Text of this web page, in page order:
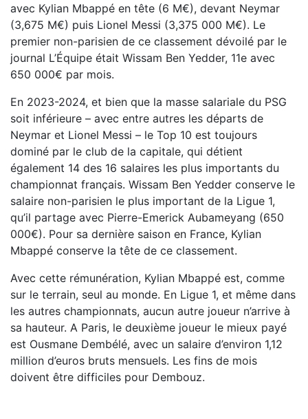
avec Kylian Mbappé en tête (6 M€), devant Neymar
(3,675 M€) puis Lionel Messi (3,375 000 M€). Le
premier non-parisien de ce classement dévoilé par le
journal L’Équipe était Wissam Ben Yedder, 11e avec
650 000€ par mois.
En 2023-2024, et bien que la masse salariale du PSG
soit inférieure – avec entre autres les départs de
Neymar et Lionel Messi – le Top 10 est toujours
dominé par le club de la capitale, qui détient
également 14 des 16 salaires les plus importants du
championnat français. Wissam Ben Yedder conserve le
salaire non-parisien le plus important de la Ligue 1,
qu’il partage avec Pierre-Emerick Aubameyang (650
000€). Pour sa dernière saison en France, Kylian
Mbappé conserve la tête de ce classement.
Avec cette rémunération, Kylian Mbappé est, comme
sur le terrain, seul au monde. En Ligue 1, et même dans
les autres championnats, aucun autre joueur n’arrive à
sa hauteur. A Paris, le deuxième joueur le mieux payé
est Ousmane Dembélé, avec un salaire d’environ 1,12
million d’euros bruts mensuels. Les fins de mois
doivent être difficiles pour Dembouz.